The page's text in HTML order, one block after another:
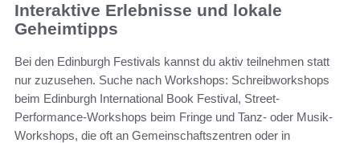
Interaktive Erlebnisse und lokale
Geheimtipps
Bei den Edinburgh Festivals kannst du aktiv teilnehmen statt
nur zuzusehen. Suche nach Workshops: Schreibworkshops
beim Edinburgh International Book Festival, Street-
Performance-Workshops beim Fringe und Tanz- oder Musik-
Workshops, die oft an Gemeinschaftszentren oder in